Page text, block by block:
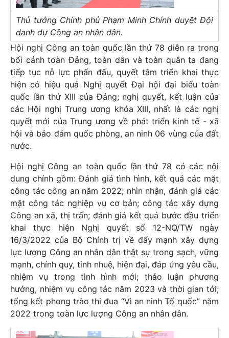
Thủ tướng Chính phủ Phạm Minh Chính duyệt Đội
danh dự Công an nhân dân.
Hội nghị Công an toàn quốc lần thứ 78 diễn ra trong
bối cảnh toàn Đảng, toàn dân và toàn quân ta đang
tiếp tục nỗ lực phấn đấu, quyết tâm triển khai thực
hiện có hiệu quả Nghị quyết Đại hội đại biểu toàn
quốc lần thứ XIII của Đảng; nghị quyết, kết luận của
các Hội nghị Trung ương khóa XIII, nhất là các nghị
quyết mới của Trung ương về phát triển kinh tế - xã
hội và bảo đảm quốc phòng, an ninh 06 vùng của đất
nước.
Hội nghị Công an toàn quốc lần thứ 78 có các nội
dung chính gồm: Đánh giá tình hình, kết quả các mặt
công tác công an năm 2022; nhìn nhận, đánh giá các
mặt công tác nghiệp vụ cơ bản; công tác xây dựng
Công an xã, thị trấn; đánh giá kết quả bước đầu triển
khai thực hiện Nghị quyết số 12-NQ/TW ngày
16/3/2022 của Bộ Chính trị về đẩy mạnh xây dựng
lực lượng Công an nhân dân thật sự trong sạch, vững
mạnh, chính quy, tinh nhuệ, hiện đại, đáp ứng yêu cầu,
nhiệm vụ trong tình hình mới; thảo luận phương
hướng, nhiệm vụ công tác năm 2023 và thời gian tới;
tổng kết phong trào thi đua “Vì an ninh Tổ quốc” năm
2022 trong toàn lực lượng Công an nhân dân.